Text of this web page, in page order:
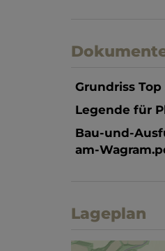
Grundriss Top
Legende für
Bau-und-
am-
Lageplan